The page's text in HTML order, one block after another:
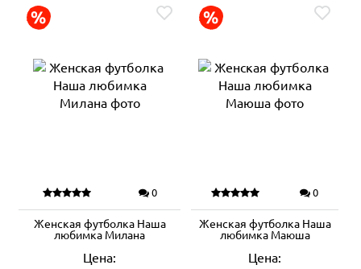
0
Женская футболка Наша
любимка Милана
Цена:
0
Женская футболка Наша
любимка Маюша
Цена: